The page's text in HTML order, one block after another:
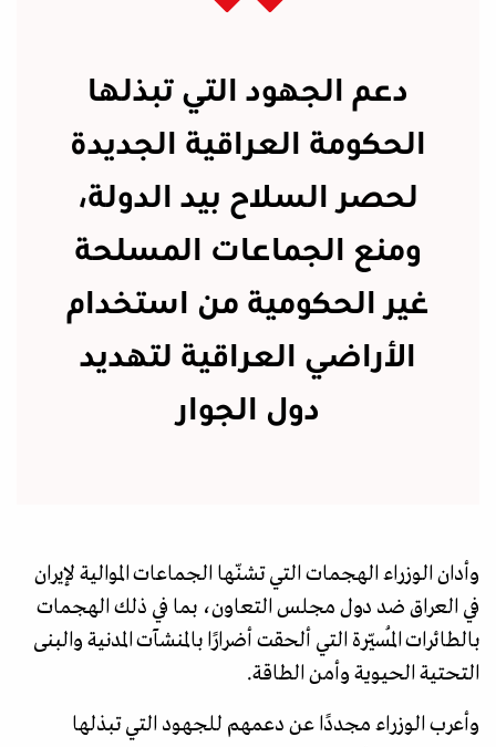
دعم الجهود التي تبذلها
الحكومة العراقية الجديدة
لحصر السلاح بيد الدولة،
ومنع الجماعات المسلحة
غير الحكومية من استخدام
الأراضي العراقية لتهديد
دول الجوار
وأدان الوزراء الهجمات التي تشنّها الجماعات الموالية لإيران
في العراق ضد دول مجلس التعاون، بما في ذلك الهجمات
بالطائرات المُسيّرة التي ألحقت أضرارًا بالمنشآت المدنية والبنى
التحتية الحيوية وأمن الطاقة.
وأعرب الوزراء مجددًا عن دعمهم للجهود التي تبذلها